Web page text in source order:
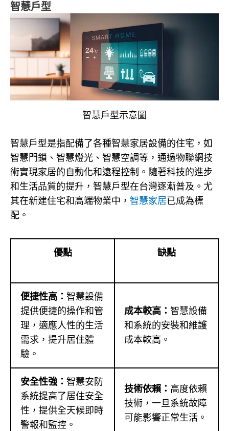
智慧戶型
智慧戶型示意圖
智慧戶型是指配備了各種智慧家居設備的住宅，如
智慧門鎖、智慧燈光、智慧空調等，通過物聯網技
術實現家居的自動化和遠程控制。隨著科技的進步
和生活品質的提升，智慧戶型在台灣逐漸普及。尤
其在新建住宅和高端物業中， 智慧家居已成為標
配。
優點 缺點
便捷性高： 智慧設備
提供便捷的操作和管
理，適應人性的生活
需求，提升居住體
驗。
成本較高： 智慧設備
和系統的安裝和維護
成本較高。
安全性強： 智慧安防
系統提高了居住安全
性，提供全天候即時
警報和監控。
技術依賴： 高度依賴
技術，一旦系統故障
可能影響正常生活。